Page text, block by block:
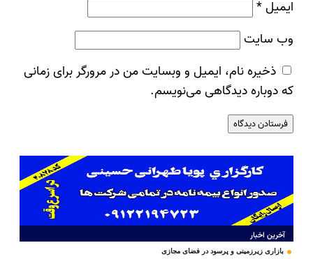
ایمیل*
وب‌ سایت
ذخیره نام، ایمیل و وبسایت من در مرورگر برای زمانی
که دوباره دیدگاهی می‌نویسم.
آخرین اخبار
بازاری زیرزمینی و پرسود در فضای مجازی